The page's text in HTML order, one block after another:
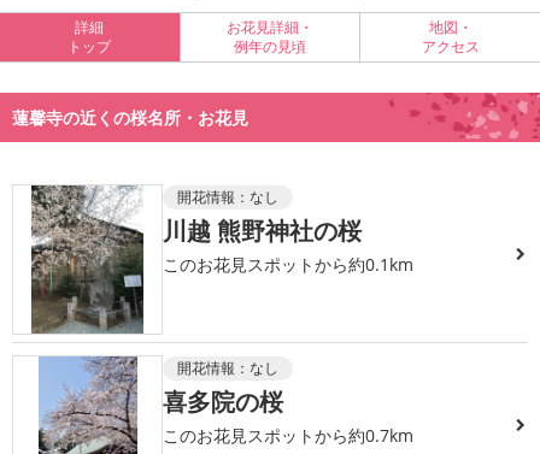
詳細
トップ
お花見詳細・
例年の見頃
地図・
アクセス
蓮馨寺の近くの桜名所・お花見
開花情報： なし
川越 熊野神社の桜
このお花見スポットから約0.1km
開花情報： なし
喜多院の桜
このお花見スポットから約0.7km